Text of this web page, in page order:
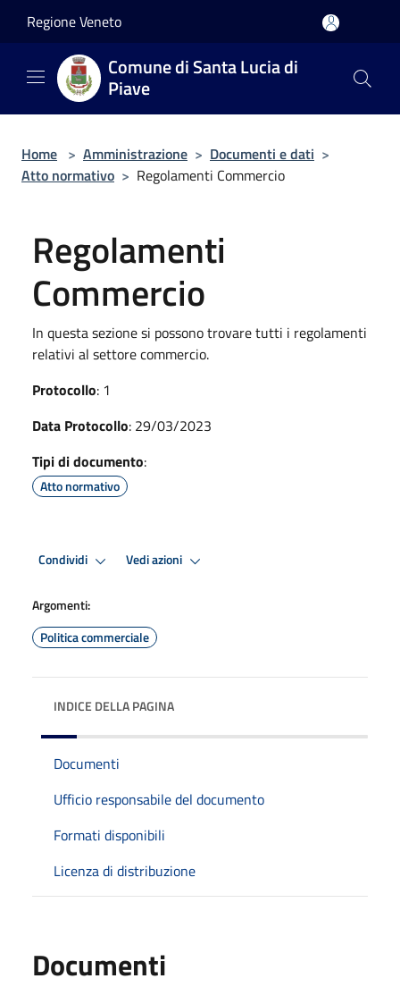
Regione Veneto
Comune di Santa Lucia di
Piave
Home > Amministrazione > Documenti e dati >
Atto normativo > Regolamenti Commercio
Regolamenti
Commercio
In questa sezione si possono trovare tutti i regolamenti
relativi al settore commercio.
Protocollo: 1
Data Protocollo: 29/03/2023
Tipi di documento:
Atto normativo
Condividi Vedi azioni
Argomenti:
Politica commerciale
INDICE DELLA PAGINA
Documenti
Ufficio responsabile del documento
Formati disponibili
Licenza di distribuzione
Documenti